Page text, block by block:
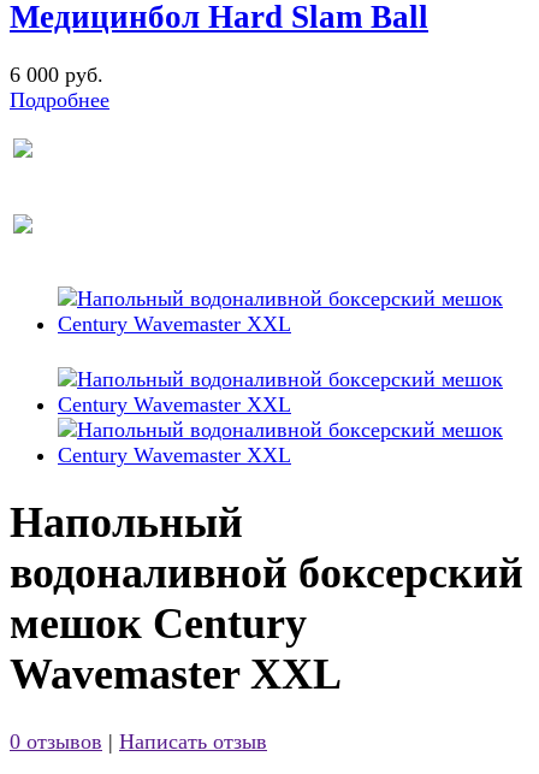
Медицинбол Hard Slam Ball
6 000 руб.
Подробнее
Напольный
водоналивной боксерский
мешок Century
Wavemaster XXL
0 отзывов | Написать отзыв